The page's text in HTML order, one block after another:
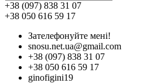
+38 (097) 838 31 07
+38 050 616 59 17
Зателефонуйте мені!
snosu.net.ua@gmail.com
+38 (097) 838 31 07
+38 050 616 59 17
ginofigini19